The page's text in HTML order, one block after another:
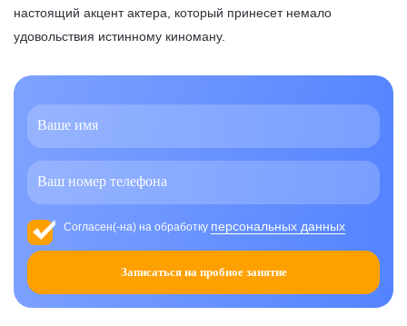
настоящий акцент актера, который принесет немало
удовольствия истинному киноману.
Согласен(-на) на обработку персональных данных
Записаться на пробное занятие